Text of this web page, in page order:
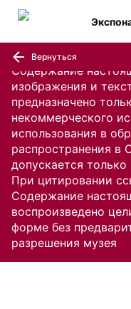
Содержание
изображения и
предназначено
некоммерческого
использования в
распространения в
допускается
При цитировании
Содержание
воспроизведено
форме без
разрешения музея
Вернуться